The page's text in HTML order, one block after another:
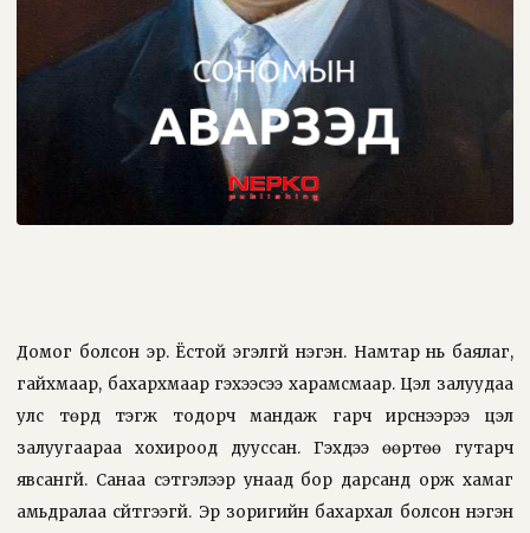
Домог болсон эр. Ёстой эгэлгүй нэгэн. Намтар нь баялаг,
гайхмаар, бахархмаар гэхээсээ харамсмаар. Цэл залуудаа
улс төрд тэгж тодорч мандаж гарч ирснээрээ цэл
залуугаараа хохироод дууссан. Гэхдээ өөртөө гутарч
явсангүй. Санаа сэтгэлээр унаад бор дарсанд орж хамаг
амьдралаа сүйтгээгүй. Эр зоригийн бахархал болсон нэгэн